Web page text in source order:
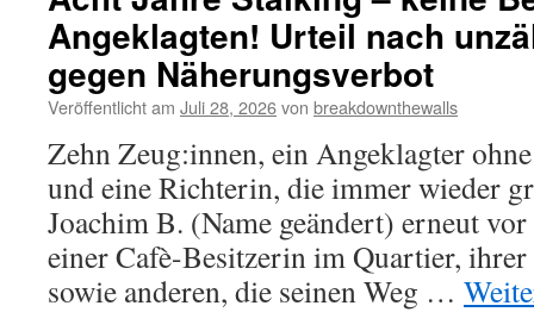
Angeklagten! Urteil nach
gegen Näherungsverbot
Veröffentlicht am Juli 28, 2026von breakdownthewalls
Zehn Zeug:innen, ein Angeklagter
und eine Richterin, die immer wieder
Joachim B. (Name geändert) erneut
einer Cafè-Besitzerin im Quartier,
sowie anderen, die seinen Weg …